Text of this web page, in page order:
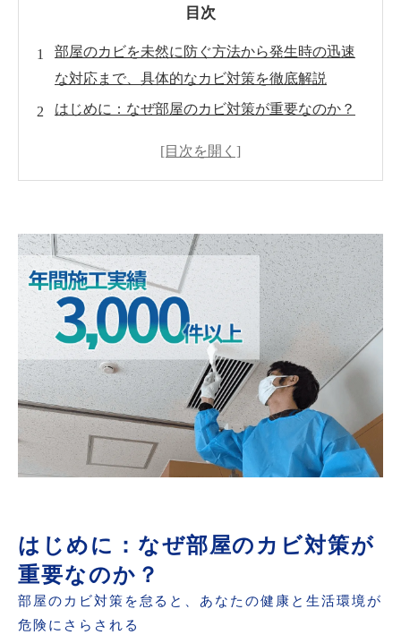
目次
部屋のカビを未然に防ぐ方法から発生時の迅速
な対応まで、具体的なカビ対策を徹底解説
はじめに：なぜ部屋のカビ対策が重要なのか？
MIST工法®による部屋のカビ対策とその効果
専門業者に依頼するメリットと選び方のポイン
ト
カビ対策を長期的に成功させるための予防策
まとめ：健康で快適な住環境を守るために
はじめに：なぜ部屋のカビ対策が
重要なのか？
部屋のカビ対策を怠ると、あなたの健康と生活環境が
危険にさらされる